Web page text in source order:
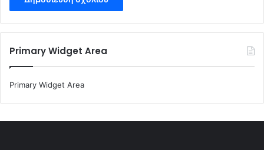
Primary Widget Area
Primary Widget Area